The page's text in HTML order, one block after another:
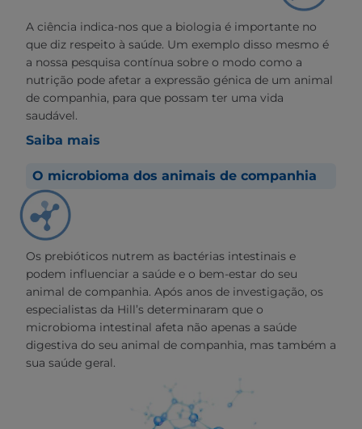
A ciência indica-nos que a biologia é importante no
que diz respeito à saúde. Um exemplo disso mesmo é
a nossa pesquisa contínua sobre o modo como a
nutrição pode afetar a expressão génica de um animal
de companhia, para que possam ter uma vida
saudável.
Saiba mais
O microbioma dos animais de companhia
Os prebióticos nutrem as bactérias intestinais e
podem influenciar a saúde e o bem-estar do seu
animal de companhia. Após anos de investigação, os
especialistas da Hill’s determinaram que o
microbioma intestinal afeta não apenas a saúde
digestiva do seu animal de companhia, mas também a
sua saúde geral.